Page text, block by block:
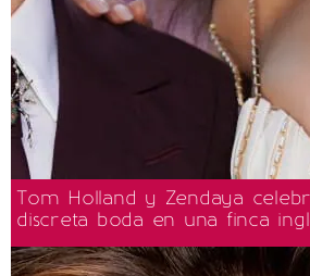
Tom Holland y Zendaya
discreta boda en una finca